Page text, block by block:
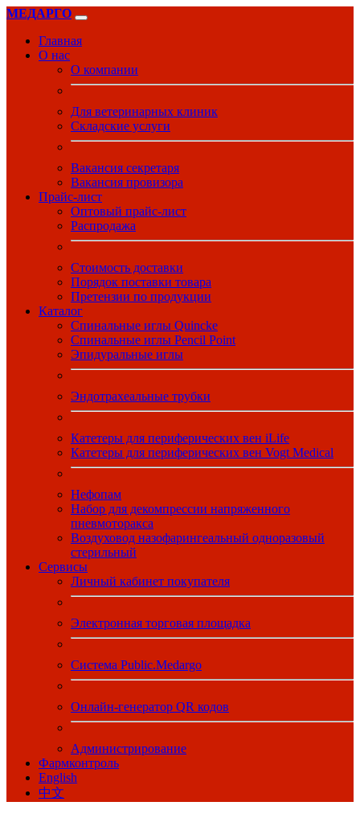
МЕДАРГО
Главная
О нас
О компании
Для ветеринарных клиник
Складские услуги
Вакансия секретаря
Вакансия провизора
Прайс-лист
Оптовый прайс-лист
Распродажа
Стоимость доставки
Порядок поставки товара
Претензии по продукции
Каталог
Спинальные иглы Quincke
Спинальные иглы Pencil Point
Эпидуральные иглы
Эндотрахеальные трубки
Катетеры для периферических вен iLife
Катетеры для периферических вен Vogt Medical
Нефопам
Набор для декомпрессии напряженного
пневмоторакса
Воздуховод назофарингеальный одноразовый
стерильный
Сервисы
Личный кабинет покупателя
Электронная торговая площадка
Система Public.Medargo
Онлайн-генератор QR кодов
Администрирование
Фармконтроль
English
中文